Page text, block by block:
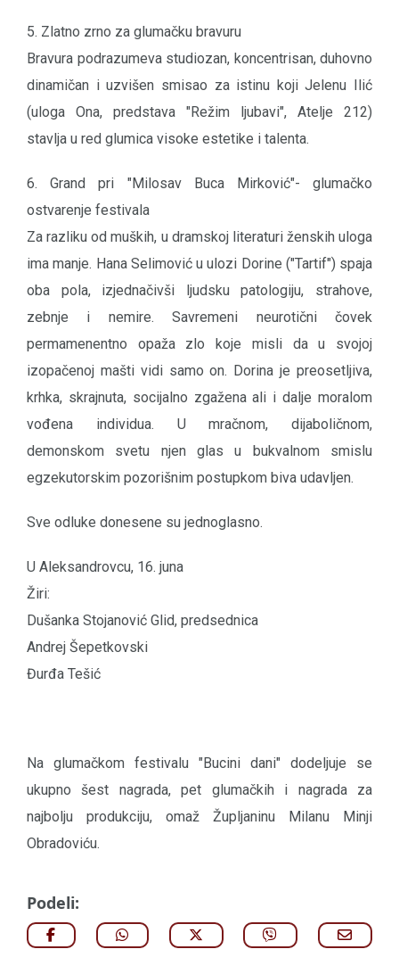
5. Zlatno zrno za glumačku bravuru
Bravura podrazumeva studiozan, koncentrisan, duhovno
dinamičan i uzvišen smisao za istinu koji Jelenu Ilić
(uloga Ona, predstava "Režim ljubavi", Atelje 212)
stavlja u red glumica visoke estetike i talenta.
6. Grand pri "Milosav Buca Mirković"- glumačko
ostvarenje festivala
Za razliku od muških, u dramskoj literaturi ženskih uloga
ima manje. Hana Selimović u ulozi Dorine ("Tartif") spaja
oba pola, izjednačivši ljudsku patologiju, strahove,
zebnje i nemire. Savremeni neurotični čovek
permamenentno opaža zlo koje misli da u svojoj
izopačenoj mašti vidi samo on. Dorina je preosetljiva,
krhka, skrajnuta, socijalno zgažena ali i dalje moralom
vođena individua. U mračnom, dijaboličnom,
demonskom svetu njen glas u bukvalnom smislu
egzekutorskim pozorišnim postupkom biva udavljen.
Sve odluke donesene su jednoglasno.
U Aleksandrovcu, 16. juna
Žiri:
Dušanka Stojanović Glid, predsednica
Andrej Šepetkovski
Đurđa Tešić
Na glumačkom festivalu "Bucini dani" dodeljuje se
ukupno šest nagrada, pet glumačkih i nagrada za
najbolju produkciju, omaž Župljaninu Milanu Minji
Obradoviću.
Podeli: